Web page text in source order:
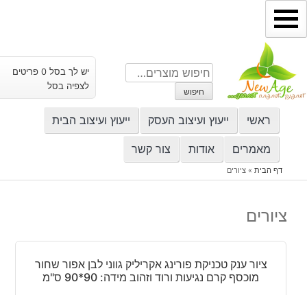
דילוג
לתוכן
חיפוש
עבור:
חיפוש
יש לך בסל 0 פריטים
לצפיה בסל
ראשי ייעוץ ועיצוב העסק ייעוץ ועיצוב הבית
מאמרים אודות צור קשר
דף הבית» ציורים
ציורים
ציור ענק טכניקת פורינג אקריליק גווני לבן אפור שחור
מוכסף קרם נגיעות ורוד וזהוב מידה: 90*90 ס"מ